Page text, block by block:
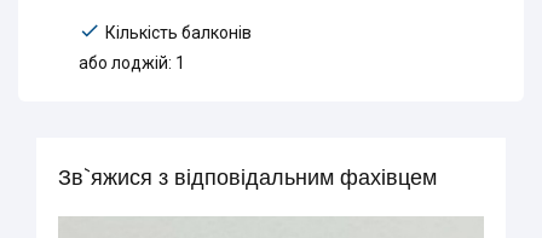
Кількість балконів
або лоджій: 1
Зв`яжися з відповідальним фахівцем